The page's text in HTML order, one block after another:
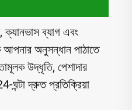
ক্যানভাস ব্যাগ এবং
আপনার অনুসন্ধান পাঠাতে
উদ্ধৃতি, পেশাদার
ঘন্টা দ্রুত প্রতিক্রিয়া